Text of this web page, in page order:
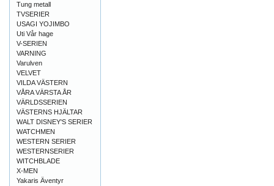
Tung metall
TVSERIER
USAGI YOJIMBO
Uti Vår hage
V-SERIEN
VARNING
Varulven
VELVET
VILDA VÄSTERN
VÅRA VÄRSTA ÅR
VÄRLDSSERIEN
VÄSTERNS HJÄLTAR
WALT DISNEY'S SERIER
WATCHMEN
WESTERN SERIER
WESTERNSERIER
WITCHBLADE
X-MEN
Yakaris Äventyr